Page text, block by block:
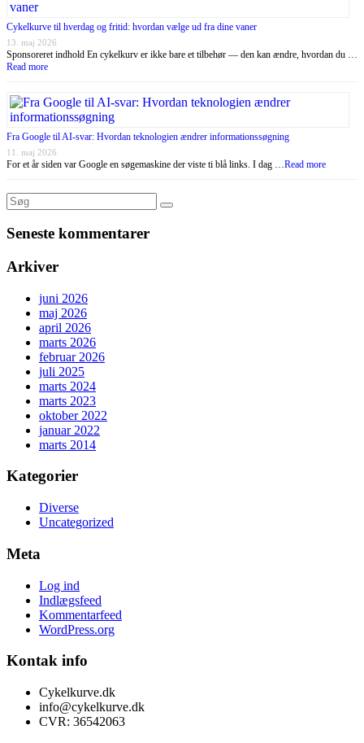
Cykelkurve til hverdag og fritid: hvordan vælge ud fra dine vaner
13. maj 2026
Sponsoreret indhold En cykelkurv er ikke bare et tilbehør — den kan ændre, hvordan du …
Read more
Fra Google til AI-svar: Hvordan teknologien ændrer informationssøgning
11. maj 2026
For et år siden var Google en søgemaskine der viste ti blå links. I dag … Read more
Seneste kommentarer
Arkiver
juni 2026
maj 2026
april 2026
marts 2026
februar 2026
juli 2025
marts 2024
marts 2023
oktober 2022
januar 2022
marts 2014
Kategorier
Diverse
Uncategorized
Meta
Log ind
Indlægsfeed
Kommentarfeed
WordPress.org
Kontak info
Cykelkurve.dk
info@cykelkurve.dk
CVR: 36542063